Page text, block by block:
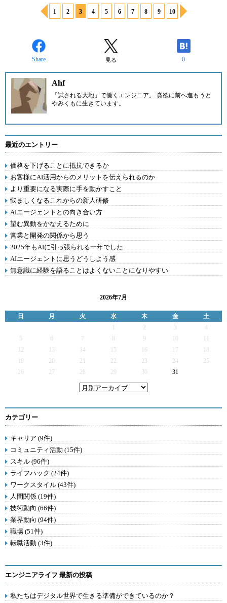
1 2 3 4 5 6 7 8 9 10
Share 見る 0
Ahf
「試される大地」で働くエンジニア。 貪欲に前へ進もうと
やみくもに生きています。
最近のエントリー
価格を下げることに抵抗できるか
お客様にAI活用からのメリットを伝えられるのか
より重要になる実際に手を動かすこと
悩ましくなるこれからの新人研修
AIエージェントとの向き合い方
望む異動をかなえるために
営業と開発の関係から思う
2025年もAIに引っ張られる一年でした
AIエージェントに思うどうしよう感
無意識に経験を語ることはよくないことになりやすい
2026年7月
日 月 火 水 木 金
土
2 3
4
5
6 7 9
12
13 14 15 16 17
19
20 21 22 23 24
25
26
27 28 29 30 31
カテゴリー
キャリア (9件)
コミュニティ活動 (15件)
スキル (96件)
ライフハック (24件)
ワークスタイル (43件)
人間関係 (19件)
技術動向 (66件)
業界動向 (94件)
職場 (51件)
転職活動 (3件)
エンジニアライフ 最新の投稿
私たちはデジタル世界で生きる準備ができているのか？